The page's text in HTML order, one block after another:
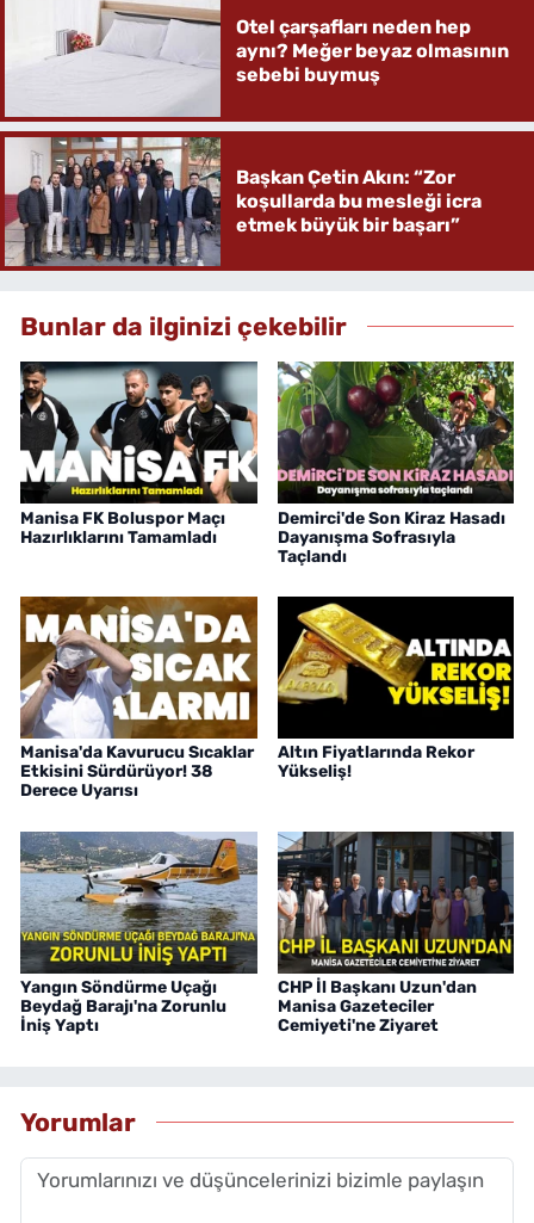
Otel çarşafları neden hep
aynı? Meğer beyaz olmasının
sebebi buymuş
Başkan Çetin Akın: “Zor
koşullarda bu mesleği icra
etmek büyük bir başarı”
Bunlar da ilginizi çekebilir
Manisa FK Boluspor Maçı
Hazırlıklarını Tamamladı
Demirci'de Son Kiraz Hasadı
Dayanışma Sofrasıyla
Taçlandı
Manisa'da Kavurucu Sıcaklar
Etkisini Sürdürüyor! 38
Derece Uyarısı
Altın Fiyatlarında Rekor
Yükseliş!
Yangın Söndürme Uçağı
Beydağ Barajı'na Zorunlu
İniş Yaptı
CHP İl Başkanı Uzun'dan
Manisa Gazeteciler
Cemiyeti'ne Ziyaret
Yorumlar